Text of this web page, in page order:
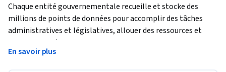
Chaque entité gouvernementale recueille et stocke des
millions de points de données pour accomplir des tâches
administratives et législatives, allouer des ressources et
prendre des décisions. Les professionnels du secteur public
ont besoin des compétences nécessaires pour interpréter
En savoir plus